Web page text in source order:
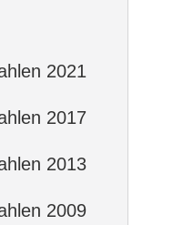
2021
2017
2013
2009